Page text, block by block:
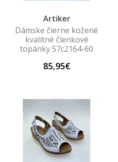
Artiker
Dámske čierne kožené
kvalitné členkové
topánky 57c2164-60
85,95€